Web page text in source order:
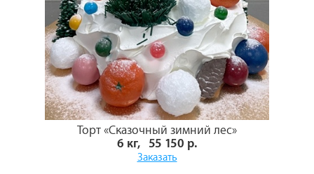
Торт «Сказочный зимний лес»
6 кг, 55 150 р.
Заказать